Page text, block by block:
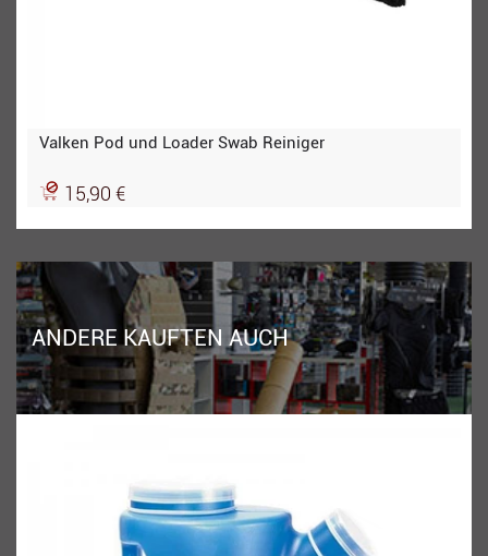
Valken Pod und Loader Swab Reiniger
15,90 €
ANDERE KAUFTEN AUCH